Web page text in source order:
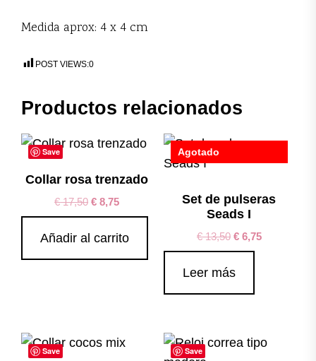
Medida aprox: 4 x 4 cm
POST VIEWS:0
Productos relacionados
Save
Collar rosa trenzado
€17,50 € 8,75
Añadir al carrito
Save
Agotado
Set de pulseras
Seads I
€13,50 €6,75
Leer más
Save Save